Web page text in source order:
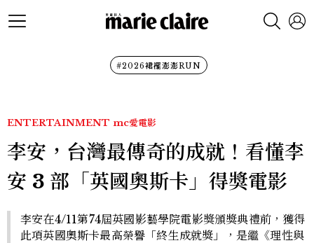
#2026裙襬澎澎RUN
ENTERTAINMENT mc愛電影
李安，台灣最傳奇的成就！看懂李
安 3 部「英國奧斯卡」得獎電影
李安在4/11第74屆英國影藝學院電影獎頒獎典禮前，獲得
此項英國奧斯卡最高榮譽「終生成就獎」，是繼《理性與